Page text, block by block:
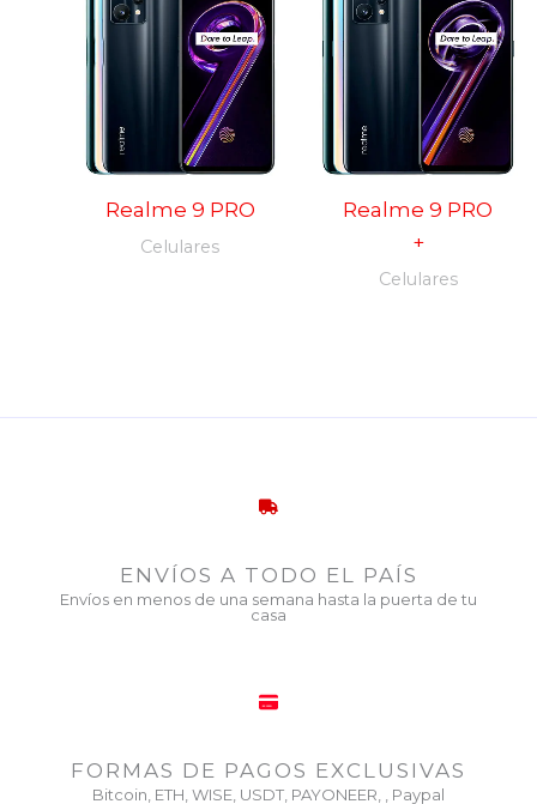
Realme 9 PRO
Celulares
Realme 9 PRO
+
Celulares
ENVÍOS A TODO EL PAÍS
Envíos en menos de una semana hasta la puerta de tu
casa
FORMAS DE PAGOS EXCLUSIVAS
Bitcoin, ETH, WISE, USDT, PAYONEER, , Paypal